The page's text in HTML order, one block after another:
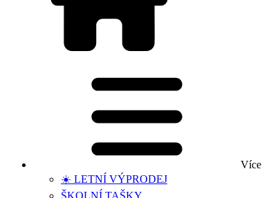
Více
☀️ LETNÍ VÝPRODEJ
ŠKOLNÍ TAŠKY